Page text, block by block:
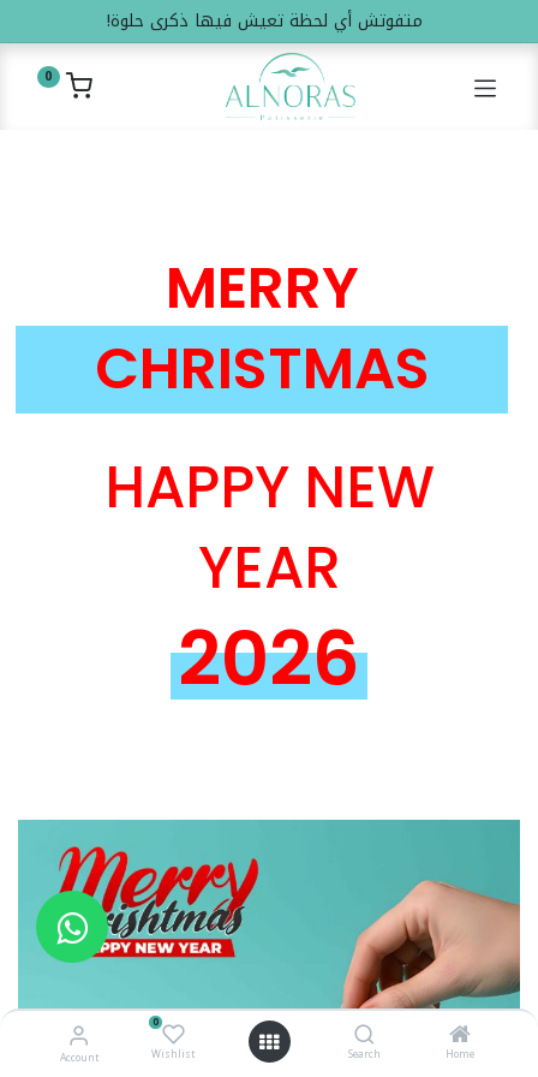
Home
Search
0
Wishlist
Account
متفوتش أي لحظة تعيش فيها ذكرى حلوة!
0
MERRY
CHRISTMAS
HAPPY NEW
YEAR
2026